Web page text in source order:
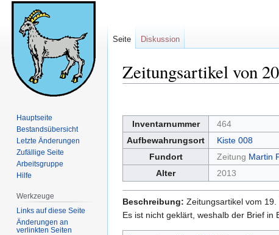
Zeitungsartikel von
Navigation
springen
Suche
springen
Inventarnummer
464
Aufbewahrungsort
Kiste 008
Fundort
Zeitung Martin
Alter
2013
Beschreibung: Zeitungsartikel vom
Es ist nicht geklärt, weshalb der Brief in
Seite Diskussion
Hauptseite
Bestandsübersicht
Letzte Änderungen
Zufällige Seite
Arbeitsgruppe
Hilfe
Werkzeuge
Links auf diese Seite
Änderungen an
verlinkten Seiten